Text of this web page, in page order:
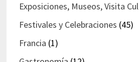
Exposiciones, Museos, Visita
Festivales y Celebraciones (45)
Francia (1)